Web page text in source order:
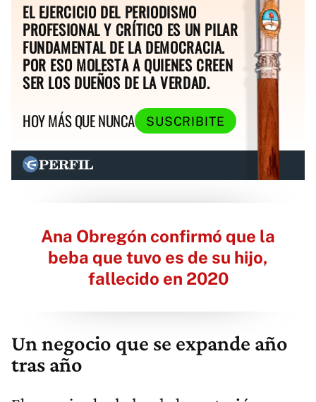
EL EJERCICIO DEL PERIODISMO
PROFESIONAL Y CRÍTICO ES UN PILAR
FUNDAMENTAL DE LA DEMOCRACIA.
POR ESO MOLESTA A QUIENES CREEN
SER LOS DUEÑOS DE LA VERDAD.
HOY MÁS QUE NUNCA
SUSCRIBITE
Ana Obregón confirmó que la
beba que tuvo es de su hijo,
fallecido en 2020
Un negocio que se expande año
tras año